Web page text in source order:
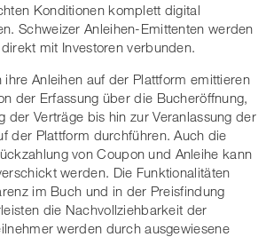
Konditionen komplett digital
Schweizer Anleihen-Emittenten werden
mit Investoren verbunden.
ihre Anleihen auf der Plattform emittieren
der Erfassung über die Bucheröffnung,
der Verträge bis hin zur Veranlassung der
der Plattform durchführen. Auch die
von Coupon und Anleihe kann
werden. Die Funktionalitäten
im Buch und in der Preisfindung
die Nachvollziehbarkeit der
werden durch ausgewiesene